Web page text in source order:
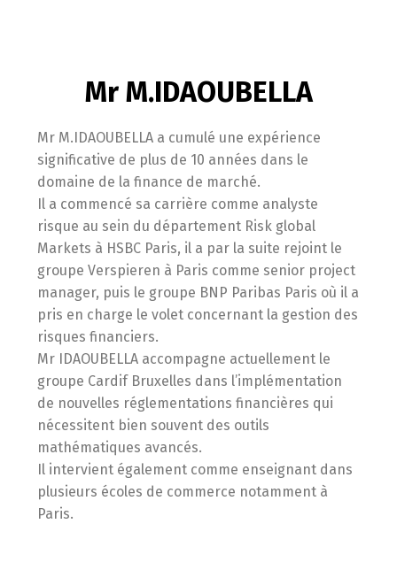
Mr M.IDAOUBELLA
Mr M.IDAOUBELLA a cumulé une expérience
significative de plus de 10 années dans le
domaine de la finance de marché.
Il a commencé sa carrière comme analyste
risque au sein du département Risk global
Markets à HSBC Paris, il a par la suite rejoint le
groupe Verspieren à Paris comme senior project
manager, puis le groupe BNP Paribas Paris où il a
pris en charge le volet concernant la gestion des
risques financiers.
Mr IDAOUBELLA accompagne actuellement le
groupe Cardif Bruxelles dans l’implémentation
de nouvelles réglementations financières qui
nécessitent bien souvent des outils
mathématiques avancés.
Il intervient également comme enseignant dans
plusieurs écoles de commerce notamment à
Paris.